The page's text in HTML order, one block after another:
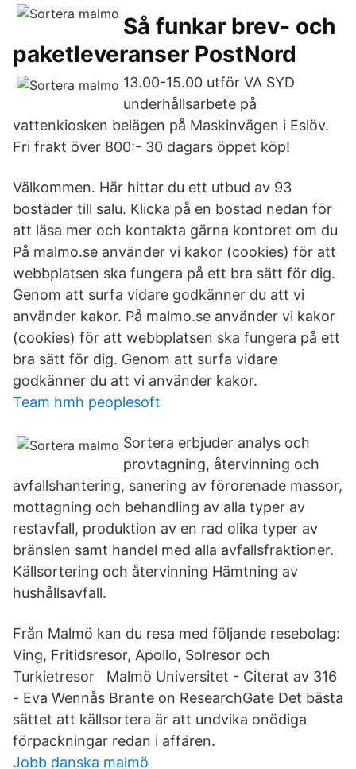
Så funkar brev- och
paketleveranser PostNord
13.00-15.00 utför VA SYD
underhållsarbete på
vattenkiosken belägen på Maskinvägen i Eslöv.
Fri frakt över 800:- 30 dagars öppet köp!
Välkommen. Här hittar du ett utbud av 93
bostäder till salu. Klicka på en bostad nedan för
att läsa mer och kontakta gärna kontoret om du
På malmo.se använder vi kakor (cookies) för att
webbplatsen ska fungera på ett bra sätt för dig.
Genom att surfa vidare godkänner du att vi
använder kakor. På malmo.se använder vi kakor
(cookies) för att webbplatsen ska fungera på ett
bra sätt för dig. Genom att surfa vidare
godkänner du att vi använder kakor.
Team hmh peoplesoft
Sortera erbjuder analys och
provtagning, återvinning och
avfallshantering, sanering av förorenade massor,
mottagning och behandling av alla typer av
restavfall, produktion av en rad olika typer av
bränslen samt handel med alla avfallsfraktioner.
Källsortering och återvinning Hämtning av
hushållsavfall.
Från Malmö kan du resa med följande resebolag:
Ving, Fritidsresor, Apollo, Solresor och
Turkietresor Malmö Universitet - ‪‪Citerat av 316‬‬
- ‪Eva Wennås Brante on ResearchGate‬ Det bästa
sättet att källsortera är att undvika onödiga
förpackningar redan i affären.
Jobb danska malmö